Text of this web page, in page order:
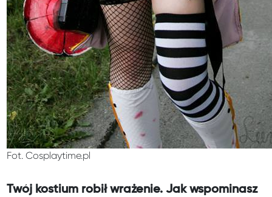
Fot. Cosplaytime.pl
Twój kostium robił wrażenie. Jak wspominasz